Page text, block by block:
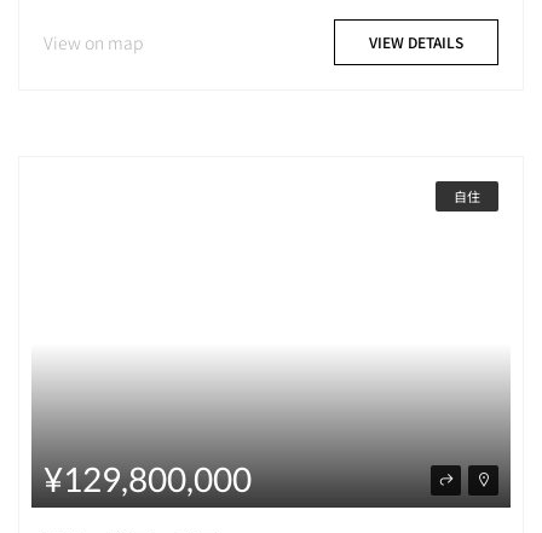
View on map VIEW DETAILS
自住
¥129,800,000